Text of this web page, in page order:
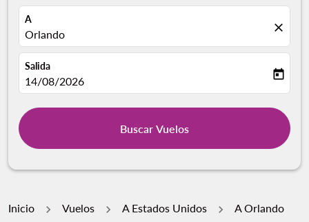
A
Orlando close
Salida
fc-booking-departure-date-aria-label
14/08/2026 today
Buscar Vuelos
Inicio Vuelos A Estados Unidos A Orlando